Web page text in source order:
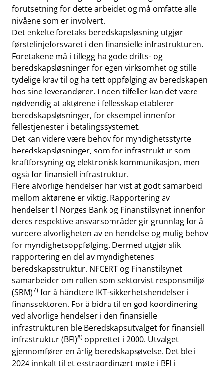
forutsetning for dette arbeidet og må omfatte alle
nivåene som er involvert.
Det enkelte foretaks beredskapsløsning utgjør
førstelinjeforsvaret i den finansielle infrastrukturen.
Foretakene må i tillegg ha gode drifts- og
beredskapsløsninger for egen virksomhet og stille
tydelige krav til og ha tett oppfølging av beredskapen
hos sine leverandører. I noen tilfeller kan det være
nødvendig at aktørene i fellesskap etablerer
beredskapsløsninger, for eksempel innenfor
fellestjenester i betalingssystemet.
Det kan videre være behov for myndighetsstyrte
beredskapsløsninger, som for infrastruktur som
kraftforsyning og elektronisk kommunikasjon, men
også for finansiell infrastruktur.
Flere alvorlige hendelser har vist at godt samarbeid
mellom aktørene er viktig. Rapportering av
hendelser til Norges Bank og Finanstilsynet innenfor
deres respektive ansvarsområder gir grunnlag for å
vurdere alvorligheten av en hendelse og mulig behov
for myndighetsoppfølging. Dermed utgjør slik
rapportering en del av myndighetenes
beredskapsstruktur. NFCERT og Finanstilsynet
samarbeider om rollen som sektorvist responsmiljø
(SRM)7) for å håndtere IKT-sikkerhetshendelser i
finanssektoren. For å bidra til en god koordinering
ved alvorlige hendelser i den finansielle
infrastrukturen ble Beredskapsutvalget for finansiell
infrastruktur (BFI)8) opprettet i 2000. Utvalget
gjennomfører en årlig beredskapsøvelse. Det ble i
2024 innkalt til et ekstraordinært møte i BFI i